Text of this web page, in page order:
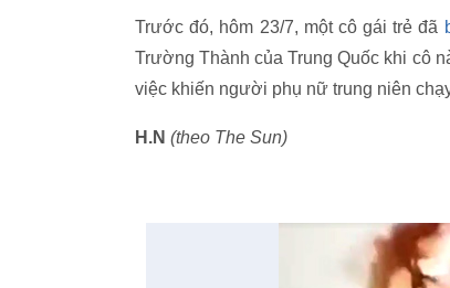
Trước đó, hôm 23/7, một cô gái trẻ đã
Trường Thành của Trung Quốc khi cô
việc khiến người phụ nữ trung niên
H.N (theo The Sun)